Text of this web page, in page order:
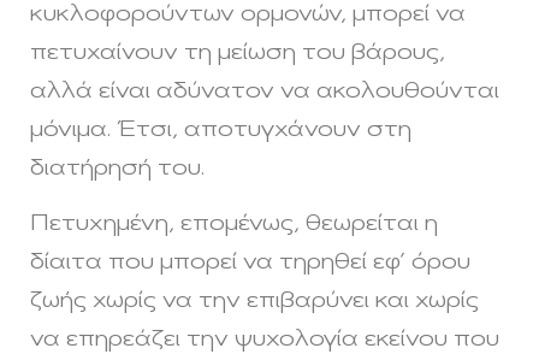
κυκλοφορούντων ορμονών, μπορεί να
πετυχαίνουν τη μείωση του βάρους,
αλλά είναι αδύνατον να ακολουθούνται
μόνιμα. Έτσι, αποτυγχάνουν στη
διατήρησή του.
Πετυχημένη, επομένως, θεωρείται η
δίαιτα που μπορεί να τηρηθεί εφ’ όρου
ζωής χωρίς να την επιβαρύνει και χωρίς
να επηρεάζει την ψυχολογία εκείνου που